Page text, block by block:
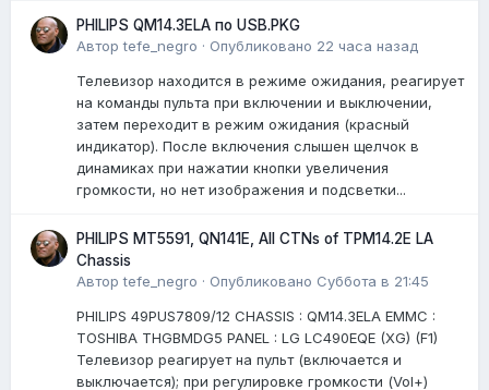
PHILIPS QM14.3ELA по USB.PKG
Авторtefe_negro · Опубликовано 22 часа назад
Телевизор находится в режиме ожидания, реагирует
на команды пульта при включении и выключении,
затем переходит в режим ожидания (красный
индикатор). После включения слышен щелчок в
динамиках при нажатии кнопки увеличения
громкости, но нет изображения и подсветки...
PHILIPS MT5591, QN141E, All CTNs of TPM14.2E LA
Chassis
Авторtefe_negro · Опубликовано Суббота в 21:45
PHILIPS 49PUS7809/12 CHASSIS : QM14.3ELA EMMC :
TOSHIBA THGBMDG5 PANEL : LG LC490EQE (XG) (F1)
Телевизор реагирует на пульт (включается и
выключается); при регулировке громкости (Vol+)